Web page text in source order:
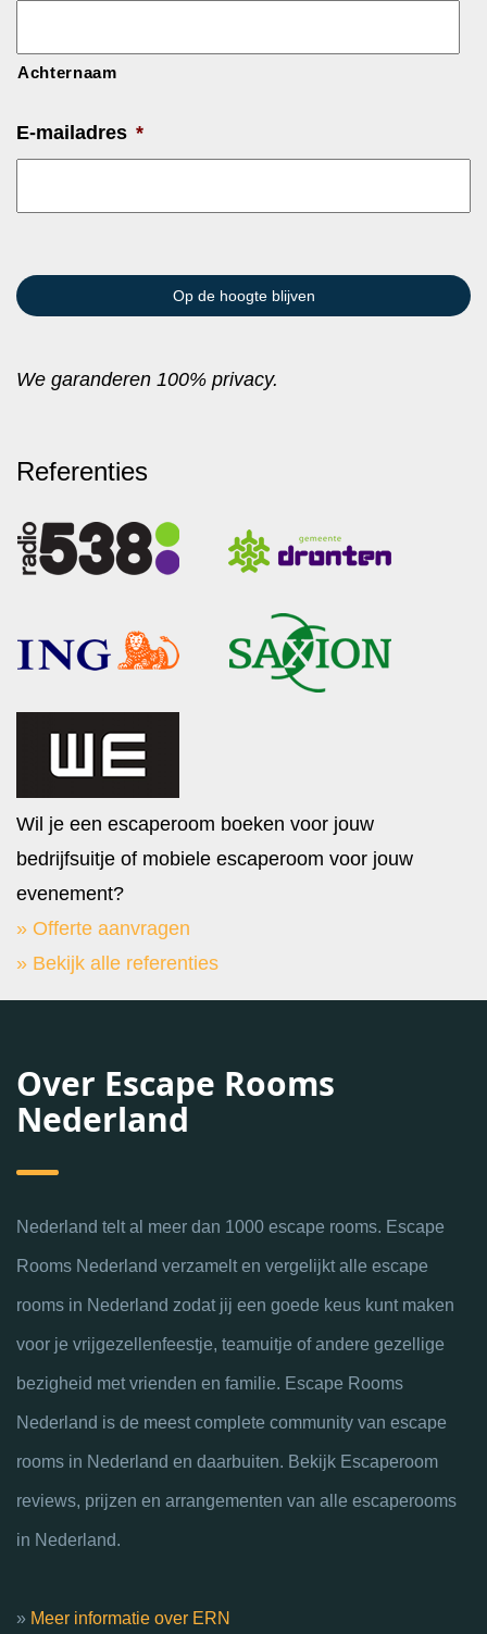
Achternaam
E-mailadres *
We garanderen 100% privacy.
Referenties
Wil je een escaperoom boeken voor jouw
bedrijfsuitje of mobiele escaperoom voor jouw
evenement?
» Offerte aanvragen
» Bekijk alle referenties
Over Escape Rooms
Nederland
Nederland telt al meer dan 1000 escape rooms. Escape
Rooms Nederland verzamelt en vergelijkt alle escape
rooms in Nederland zodat jij een goede keus kunt maken
voor je vrijgezellenfeestje, teamuitje of andere gezellige
bezigheid met vrienden en familie. Escape Rooms
Nederland is de meest complete community van escape
rooms in Nederland en daarbuiten. Bekijk Escaperoom
reviews, prijzen en arrangementen van alle escaperooms
in Nederland.
» Meer informatie over ERN